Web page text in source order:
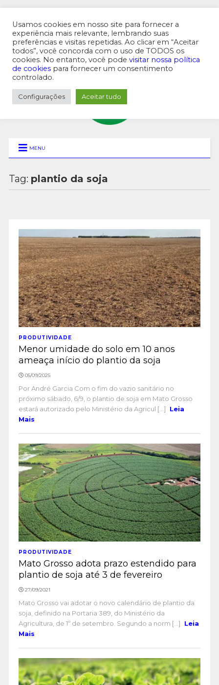
MENU SUPERIOR
MENU
Tag: plantio da soja
PRODUTIVIDADE
Menor umidade do solo em 10 anos
ameaça início do plantio da soja
05/09/2025
Por André Garcia Com o fim do vazio sanitário no
próximo sábado, 6/9, o plantio de soja em Mato Grosso
estará autorizado pelo Ministério da Agricul [...]
Leia
Mais
PRODUTIVIDADE
Mato Grosso adota prazo estendido para
plantio de soja até 3 de fevereiro
27/09/2021
Mato Grosso vai adotar o novo calendário de plantio da
soja, definido na Portaria 389, do Ministério da
Agricultura, de 1º de setembro. Segundo a norm [...]
Leia
Mais
Usamos cookies em nosso site para fornecer a
experiência mais relevante, lembrando suas
preferências e visitas repetidas. Ao clicar em “Aceitar
todos”, você concorda com o uso de TODOS os
cookies. No entanto, você pode visitar nossa política
de cookies para fornecer um consentimento
controlado.
Configurações Aceitar tudo